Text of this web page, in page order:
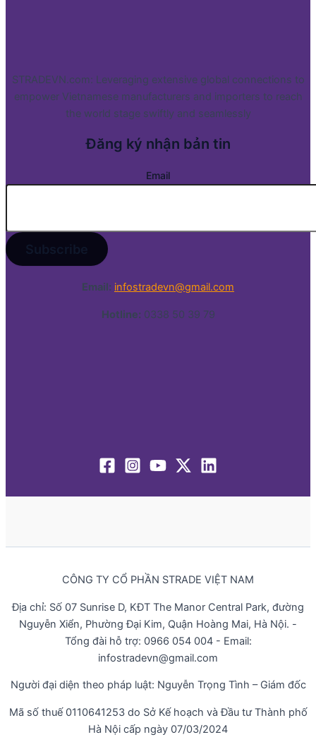
STRADEVN.com: Leveraging extensive global connections to
empower Vietnamese manufacturers and importers to reach
the world stage swiftly and seamlessly
Đăng ký nhận bản tin
Email
Email: infostradevn@gmail.com
Hotline: 0338 50 39 79
CÔNG TY CỔ PHẦN STRADE VIỆT NAM
Địa chỉ: Số 07 Sunrise D, KĐT The Manor Central Park, đường
Nguyễn Xiển, Phường Đại Kim, Quận Hoàng Mai, Hà Nội. -
Tổng đài hỗ trợ: 0966 054 004 - Email:
infostradevn@gmail.com
Người đại diện theo pháp luật: Nguyễn Trọng Tình – Giám đốc
Mã số thuế 0110641253 do Sở Kế hoạch và Đầu tư Thành phố
Hà Nội cấp ngày 07/03/2024